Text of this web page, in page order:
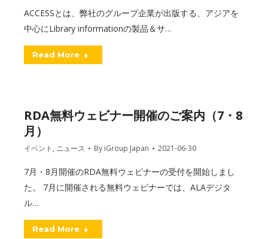
ACCESSとは、弊社のグループ企業が出版する、アジアを
中心にLibrary informationの製品＆サ…
Read More
RDA無料ウェビナー開催のご案内（7・8
月）
イベント , ニュース By iGroup Japan 2021-06-30
7月・8月開催のRDA無料ウェビナーの受付を開始しまし
た。 7月に開催される無料ウェビナーでは、ALAデジタ
ル…
Read More